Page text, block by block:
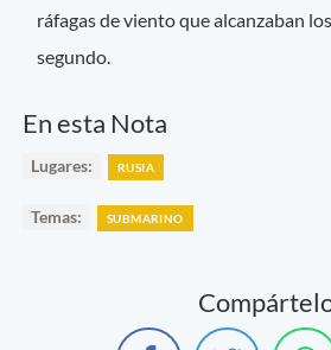
ráfagas de viento que alcanzaban
segundo.
En esta Nota
Lugares: RUSIA
Temas: SUBMARINO